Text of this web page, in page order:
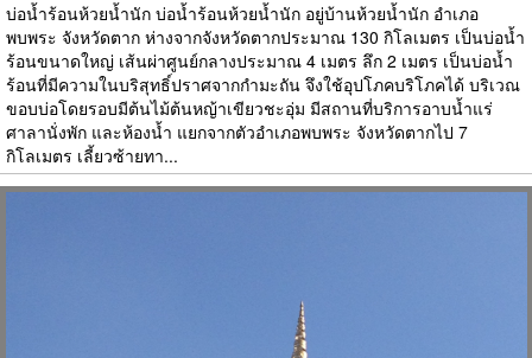
บ่อน้ำร้อนห้วยน้ำนัก บ่อน้ำร้อนห้วยน้ำนัก อยู่บ้านห้วยน้ำนัก อำเภอ
พบพระ จังหวัดตาก ห่างจากจังหวัดตากประมาณ 130 กิโลเมตร เป็นบ่อน้ำ
ร้อนขนาดใหญ่ เส้นผ่าศูนย์กลางประมาณ 4 เมตร ลึก 2 เมตร เป็นบ่อน้ำ
ร้อนที่มีความในบริสุทธิ์ปราศจากกำมะถัน จึงใช้อุปโภคบริโภคได้ บริเวณ
ขอบบ่อโดยรอบมีต้นไม้ต้นหญ้าเขียวชะอุ่ม มีสถานที่บริการอาบน้ำแร่
ศาลานั่งพัก และห้องน้ำ แยกจากตัวอำเภอพบพระ จังหวัดตากไป 7
กิโลเมตร เลี้ยวซ้ายทา...